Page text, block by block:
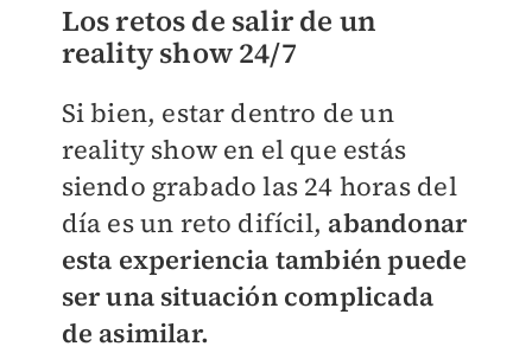
Los retos de salir de un
reality show 24/7
Si bien, estar dentro de un
reality show en el que estás
siendo grabado las 24 horas del
día es un reto difícil, abandonar
esta experiencia también puede
ser una situación complicada
de asimilar.